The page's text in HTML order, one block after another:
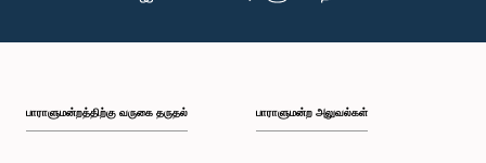
பாராளுமன்றத்திற்கு வருகை தருதல் பாராளுமன்ற அலுவல்கள்